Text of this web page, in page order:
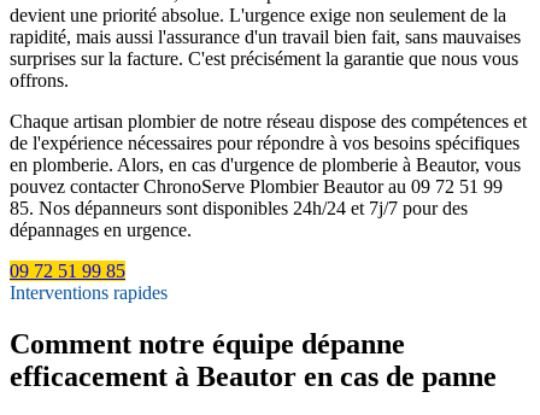
devient une priorité absolue. L'urgence exige non seulement de la
rapidité, mais aussi l'assurance d'un travail bien fait, sans mauvaises
surprises sur la facture. C'est précisément la garantie que nous vous
offrons.
Chaque artisan plombier de notre réseau dispose des compétences et
de l'expérience nécessaires pour répondre à vos besoins spécifiques
en plomberie. Alors, en cas d'urgence de plomberie à Beautor, vous
pouvez contacter ChronoServe Plombier Beautor au 09 72 51 99
85. Nos dépanneurs sont disponibles 24h/24 et 7j/7 pour des
dépannages en urgence.
09 72 51 99 85
Interventions rapides
Comment notre équipe dépanne
efficacement à Beautor en cas de panne